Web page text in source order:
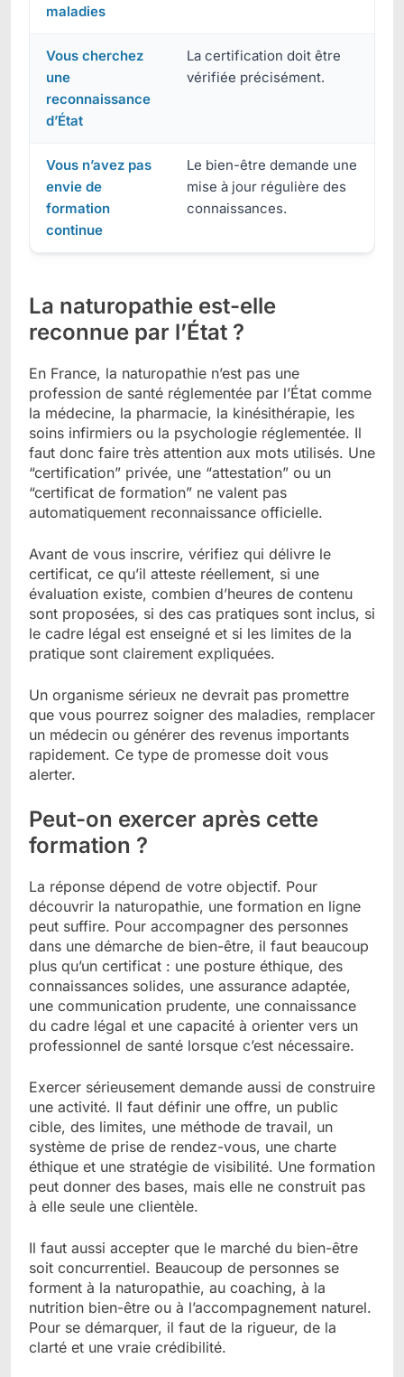
maladies
Vous cherchez
une
reconnaissance
d’État
La certification doit être
vérifiée précisément.
Vous n’avez pas
envie de
formation
continue
Le bien-être demande une
mise à jour régulière des
connaissances.
La naturopathie est-elle
reconnue par l’État ?
En France, la naturopathie n’est pas une
profession de santé réglementée par l’État comme
la médecine, la pharmacie, la kinésithérapie, les
soins infirmiers ou la psychologie réglementée. Il
faut donc faire très attention aux mots utilisés. Une
“certification” privée, une “attestation” ou un
“certificat de formation” ne valent pas
automatiquement reconnaissance officielle.
Avant de vous inscrire, vérifiez qui délivre le
certificat, ce qu’il atteste réellement, si une
évaluation existe, combien d’heures de contenu
sont proposées, si des cas pratiques sont inclus, si
le cadre légal est enseigné et si les limites de la
pratique sont clairement expliquées.
Un organisme sérieux ne devrait pas promettre
que vous pourrez soigner des maladies, remplacer
un médecin ou générer des revenus importants
rapidement. Ce type de promesse doit vous
alerter.
Peut-on exercer après cette
formation ?
La réponse dépend de votre objectif. Pour
découvrir la naturopathie, une formation en ligne
peut suffire. Pour accompagner des personnes
dans une démarche de bien-être, il faut beaucoup
plus qu’un certificat : une posture éthique, des
connaissances solides, une assurance adaptée,
une communication prudente, une connaissance
du cadre légal et une capacité à orienter vers un
professionnel de santé lorsque c’est nécessaire.
Exercer sérieusement demande aussi de construire
une activité. Il faut définir une offre, un public
cible, des limites, une méthode de travail, un
système de prise de rendez-vous, une charte
éthique et une stratégie de visibilité. Une formation
peut donner des bases, mais elle ne construit pas
à elle seule une clientèle.
Il faut aussi accepter que le marché du bien-être
soit concurrentiel. Beaucoup de personnes se
forment à la naturopathie, au coaching, à la
nutrition bien-être ou à l’accompagnement naturel.
Pour se démarquer, il faut de la rigueur, de la
clarté et une vraie crédibilité.